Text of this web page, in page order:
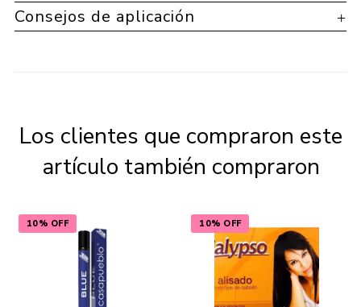
Consejos de aplicación
Los clientes que compraron este
artículo también compraron
10% OFF 10% OFF